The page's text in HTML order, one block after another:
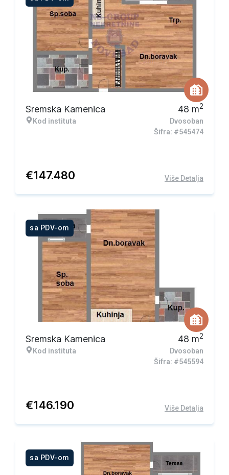
Sremska Kamenica
Kod instituta
48 m2
Dvosoban
Šifra: #545474
€147.480 Više Detalja
sa PDV-om
Sremska Kamenica
Kod instituta
48 m2
Dvosoban
Šifra: #545594
€146.190 Više Detalja
sa PDV-om